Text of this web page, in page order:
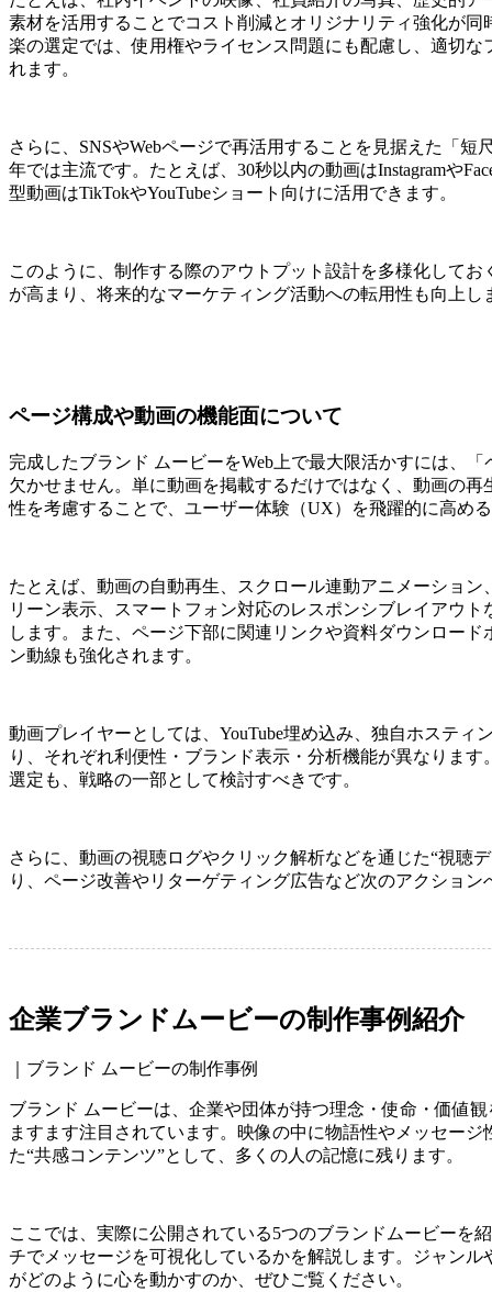
素材を活用することでコスト削減とオリジナリティ強化が
楽の選定では、使用権やライセンス問題にも配慮し、適切
れます。
さらに、SNSやWebページで再活用することを見据えた「
年では主流です。たとえば、30秒以内の動画はInstagramや
型動画はTikTokやYouTubeショート向けに活用できます。
このように、制作する際のアウトプット設計を多様化して
が高まり、将来的なマーケティング活動への転用性も向上し
ページ構成や動画の機能面について
完成したブランド ムービーをWeb上で最大限活かすには、
欠かせません。単に動画を掲載するだけではなく、動画の
性を考慮することで、ユーザー体験（UX）を飛躍的に高め
たとえば、動画の自動再生、スクロール連動アニメーショ
リーン表示、スマートフォン対応のレスポンシブレイアウ
します。また、ページ下部に関連リンクや資料ダウンロー
ン動線も強化されます。
動画プレイヤーとしては、YouTube埋め込み、独自ホスティ
り、それぞれ利便性・ブランド表示・分析機能が異なりま
選定も、戦略の一部として検討すべきです。
さらに、動画の視聴ログやクリック解析などを通じた“視聴
り、ページ改善やリターゲティング広告など次のアクショ
企業ブランドムービーの制作事例紹介
｜ブランド ムービーの制作事例
ブランド ムービーは、企業や団体が持つ理念・使命・価値
ますます注目されています。映像の中に物語性やメッセー
た“共感コンテンツ”として、多くの人の記憶に残ります。
ここでは、実際に公開されている5つのブランドムービーを
チでメッセージを可視化しているかを解説します。ジャン
がどのように心を動かすのか、ぜひご覧ください。